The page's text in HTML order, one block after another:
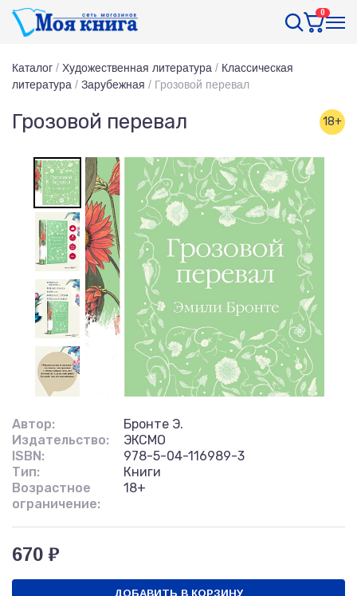
0
Каталог / Художественная литература / Классическая
литература / Зарубежная / Грозовой перевал
Грозовой перевал 18+
Автор:
Бронте Э.
Издательство:
ЭКСМО
ISBN:
978-5-04-116989-3
Тип:
Книги
Возрастное
ограничение:
18+
670 ₽
ДОБАВИТЬ В КОРЗИНУ